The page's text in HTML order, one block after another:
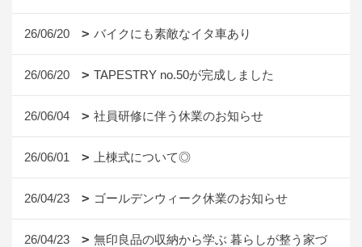
26/06/20 バイクにも素敵なイタ車あり
26/06/20 TAPESTRY no.50が完成しました
26/06/04 社員研修に伴う休業のお知らせ
26/06/01 上棟式について◎
26/04/23 ゴールデンウィーク休業のお知らせ
26/04/23
無印良品の収納から学ぶ 暮らしが整う家づ